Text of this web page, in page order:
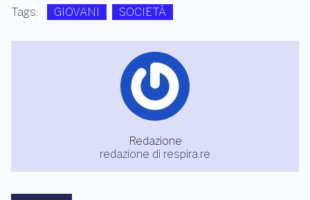
Tags: GIOVANI SOCIETÀ
Redazione
redazione di respira.re